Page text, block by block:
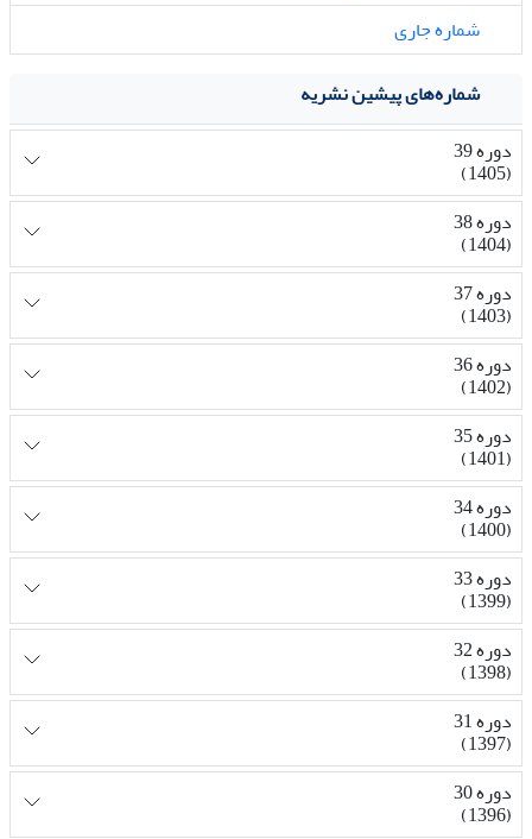
شماره جاری
شماره‌های پیشین نشریه
دوره 39
(1405)
دوره 38
(1404)
دوره 37
(1403)
دوره 36
(1402)
دوره 35
(1401)
دوره 34
(1400)
دوره 33
(1399)
دوره 32
(1398)
دوره 31
(1397)
دوره 30
(1396)